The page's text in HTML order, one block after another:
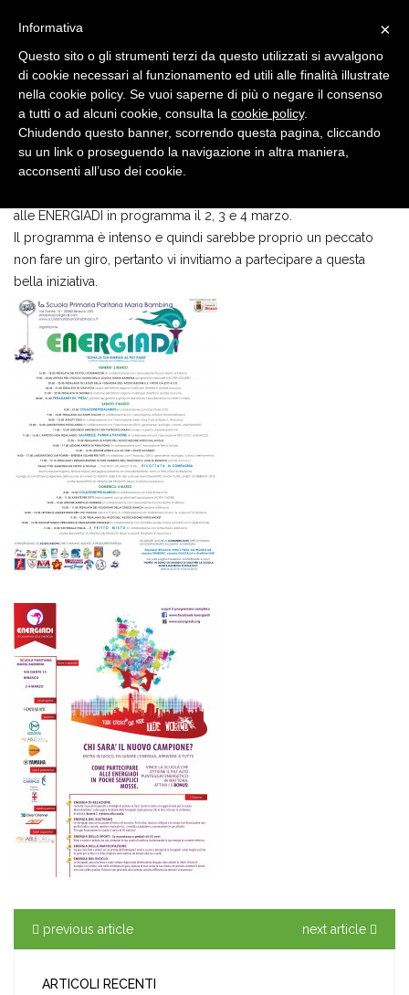
SENZA CATEGORIA 27 FEB, 2018
Energiadi
alle ENERGIADI in programma il 2, 3 e 4 marzo.
Il programma è intenso e quindi sarebbe proprio un peccato
non fare un giro, pertanto vi invitiamo a partecipare a questa
bella iniziativa.
previous article next article
ARTICOLI RECENTI
×
Informativa
Questo sito o gli strumenti terzi da questo utilizzati si avvalgono
di cookie necessari al funzionamento ed utili alle finalità illustrate
nella cookie policy. Se vuoi saperne di più o negare il consenso
a tutti o ad alcuni cookie, consulta la cookie policy.
Chiudendo questo banner, scorrendo questa pagina, cliccando
su un link o proseguendo la navigazione in altra maniera,
acconsenti all’uso dei cookie.